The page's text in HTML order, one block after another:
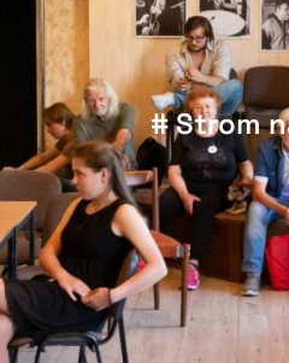
# Strom